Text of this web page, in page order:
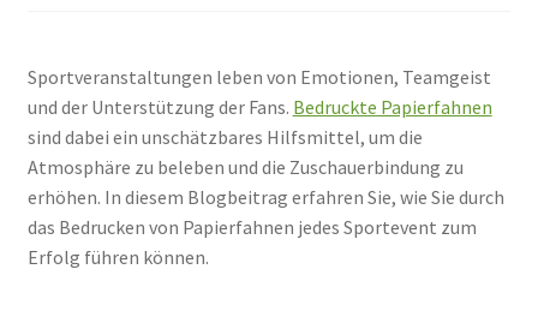
Sportveranstaltungen leben von Emotionen, Teamgeist
und der Unterstützung der Fans. Bedruckte Papierfahnen
sind dabei ein unschätzbares Hilfsmittel, um die
Atmosphäre zu beleben und die Zuschauerbindung zu
erhöhen. In diesem Blogbeitrag erfahren Sie, wie Sie durch
das Bedrucken von Papierfahnen jedes Sportevent zum
Erfolg führen können.